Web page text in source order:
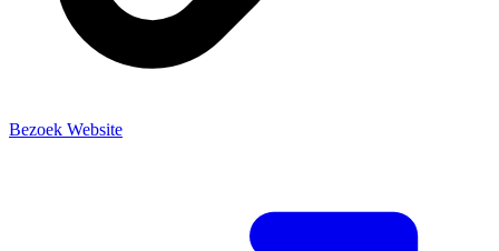
Bezoek Website